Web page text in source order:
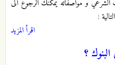
و مواصفاته يمكنك الرجوع الى
:
اقرأ المزيد
؟